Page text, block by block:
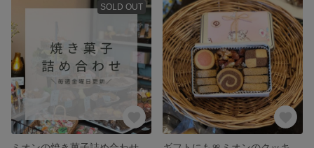
SOLD OUT